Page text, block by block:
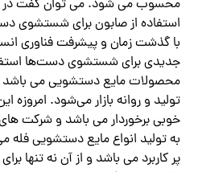
محسوب می شود‌. می توان گفت در
استفاده از صابون برای شستشوی
با گذشت زمان و پیشرفت فناوری
جدیدی برای شستشوی دست‌ها
محصولات مایع دستشویی می باشد
تولید و روانه بازار می‌شود. امروزه
خوبی برخوردار می باشد و شرکت‌ های
به تولید انواع مایع دستشویی فله
پر کاربرد می باشد و از آن نه تنها